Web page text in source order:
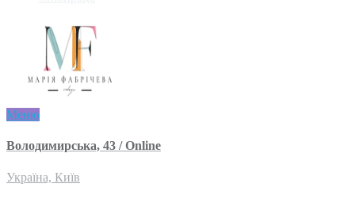
Меню
Володимирська, 43 / Online
Україна, Київ